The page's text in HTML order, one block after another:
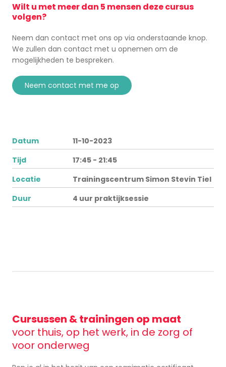
Wilt u met meer dan 5 mensen deze cursus
volgen?
Neem dan contact met ons op via onderstaande knop.
We zullen dan contact met u opnemen om de
mogelijkheden te bespreken.
neem contact met me op
Datum
11-10-2023
Tijd
17:45 - 21:45
Locatie
Trainingscentrum Simon Stevin Tiel
Duur
4 uur praktijksessie
Cursussen & trainingen op maat
voor thuis, op het werk, in de zorg of
voor onderweg